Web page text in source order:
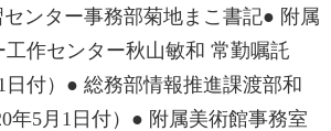
ンター事務部菊地まこ書記● 附属
工作センター秋山敏和 常勤嘱託
日付）● 総務部情報推進課渡部和
年5月1日付）● 附属美術館事務室